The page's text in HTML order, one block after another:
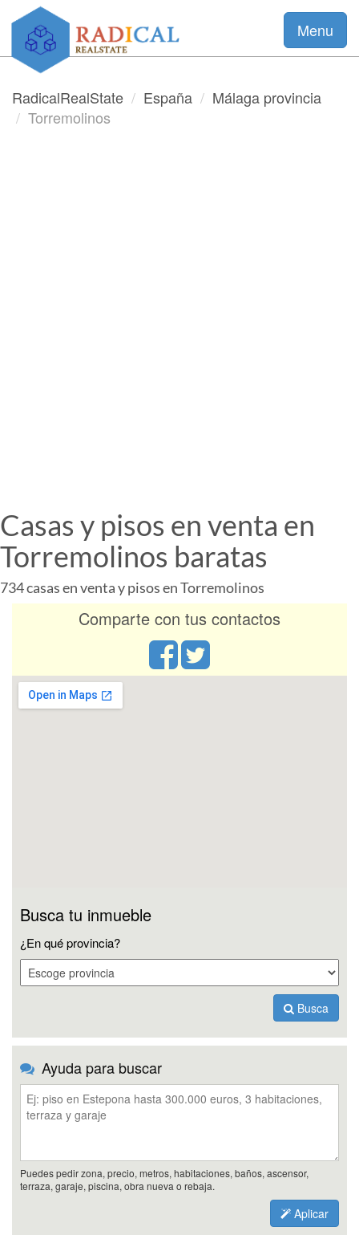
Menu
RadicalRealState España
Málaga provincia
Torremolinos
Casas y pisos en venta en
Torremolinos baratas
734 casas en venta y pisos en Torremolinos
Comparte con tus contactos
Busca tu inmueble
¿En qué provincia?
Busca
Ayuda para buscar
Puedes pedir zona, precio, metros, habitaciones, baños, ascensor,
terraza, garaje, piscina, obra nueva o rebaja.
Aplicar